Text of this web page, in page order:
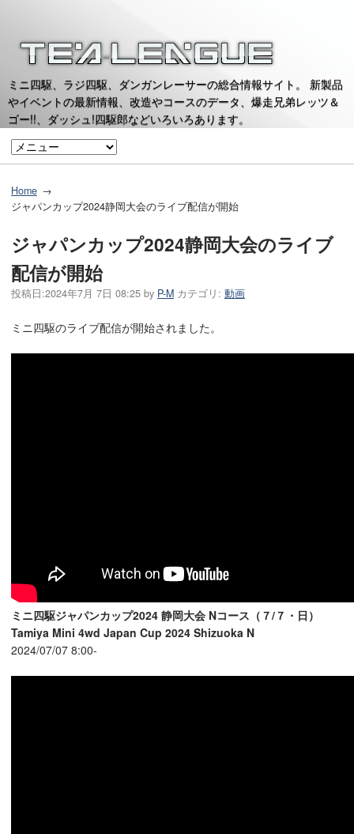
ミニ四駆、ラジ四駆、ダンガンレーサーの総合情報サイト。 新製品
やイベントの最新情報、改造やコースのデータ、爆走兄弟レッツ＆
ゴー!!、ダッシュ!四駆郎などいろいろあります。
Home
ジャパンカップ2024静岡大会のライブ配信が開始
ジャパンカップ2024静岡大会のライブ
配信が開始
投稿日:2024年7月 7日 08:25 by P-M カテゴリ: 動画
ミニ四駆のライブ配信が開始されました。
ミニ四駆ジャパンカップ2024 静岡大会 Nコース（７/７・日）
Tamiya Mini 4wd Japan Cup 2024 Shizuoka N
2024/07/07 8:00-